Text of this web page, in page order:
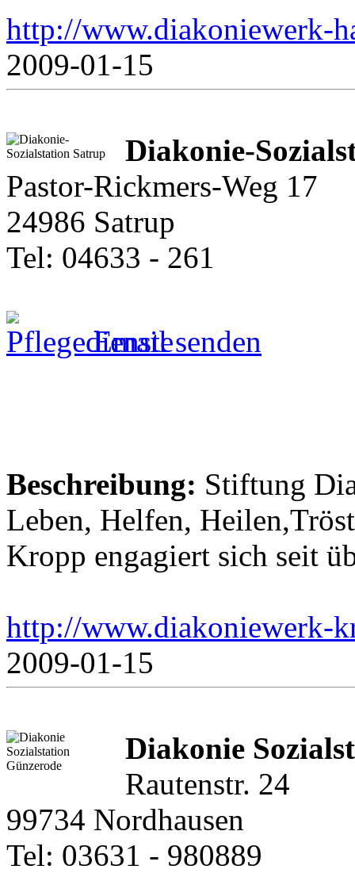
http://www.diakoniewerk-
2009-01-15
Diakonie-
Pastor-Rickmers-Weg 17
24986 Satrup
Tel: 04633 - 261
Email senden
Beschreibung: Stiftung
Leben, Helfen,
Kropp engagiert sich seit
http://www.diakoniewerk-
2009-01-15
Diakonie
Rautenstr. 24
99734 Nordhausen
Tel: 03631 - 980889